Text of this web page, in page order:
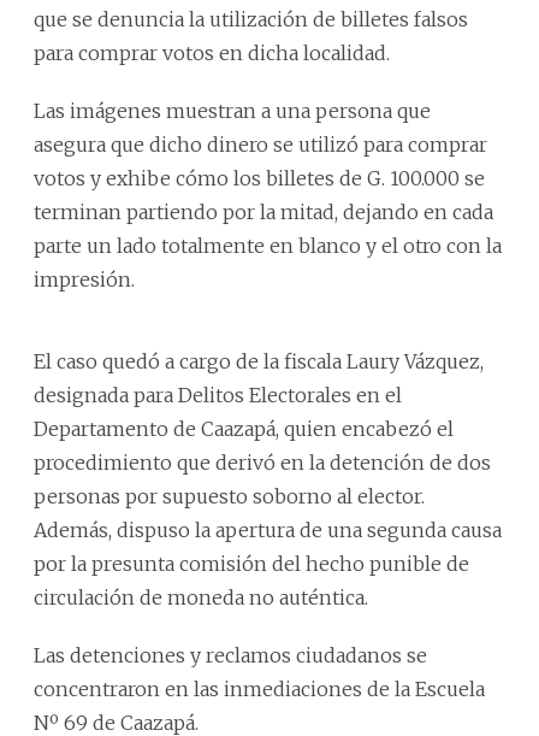
que se denuncia la utilización de billetes falsos
para comprar votos en dicha localidad.
Las imágenes muestran a una persona que
asegura que dicho dinero se utilizó para comprar
votos y exhibe cómo los billetes de G. 100.000 se
terminan partiendo por la mitad, dejando en cada
parte un lado totalmente en blanco y el otro con la
impresión.
El caso quedó a cargo de la fiscala Laury Vázquez,
designada para Delitos Electorales en el
Departamento de Caazapá, quien encabezó el
procedimiento que derivó en la detención de dos
personas por supuesto soborno al elector.
Además, dispuso la apertura de una segunda causa
por la presunta comisión del hecho punible de
circulación de moneda no auténtica.
Las detenciones y reclamos ciudadanos se
concentraron en las inmediaciones de la Escuela
Nº 69 de Caazapá.